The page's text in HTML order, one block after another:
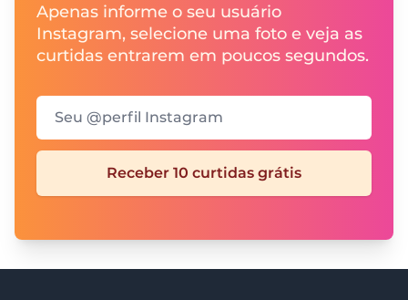
Apenas informe o seu usuário
Instagram, selecione uma foto e veja as
curtidas entrarem em poucos segundos.
Seu @perfil Instagram
Receber 10 curtidas grátis